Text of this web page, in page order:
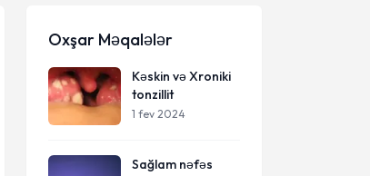
Oxşar Məqalələr
Kəskin və Xroniki
tonzillit
1 fev 2024
Sağlam nəfəs